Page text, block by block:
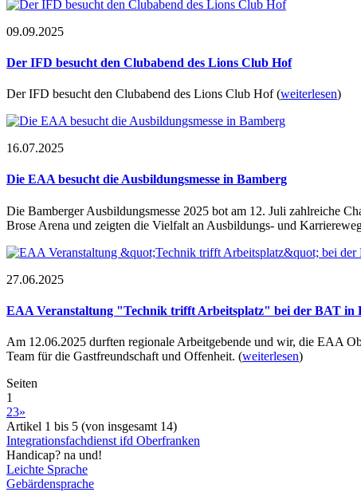
09.09.2025
Der IFD besucht den Clubabend des Lions Club Hof
Der IFD besucht den Clubabend des Lions Club Hof(weiterlesen)
16.07.2025
Die EAA besucht die Ausbildungsmesse in Bamberg
Die Bamberger Ausbildungsmesse 2025 bot am 12. Juli zahlreiche
Brose Arena und zeigten die Vielfalt an Ausbildungs- und
27.06.2025
EAA Veranstaltung "Technik trifft Arbeitsplatz" bei der BAT in
Am 12.06.2025 durften regionale Arbeitgebende und wir, die EAA
Team für die Gastfreundschaft und Offenheit. (weiterlesen)
Seiten
1
23»
Artikel 1 bis 5 (von insgesamt 14)
Integrationsfachdienst ifd Oberfranken
Handicap? na und!
Leichte Sprache
Gebärdensprache